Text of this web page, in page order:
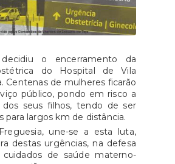
o encerramento da
do Hospital de Vila
Centenas de mulheres ficarão
público, pondo em risco a
seus filhos, tendo de ser
para largos km de distância.
une-se a esta luta,
destas urgências, na defesa
de saúde materno-